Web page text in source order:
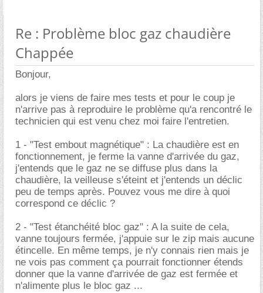
Re : Problème bloc gaz chaudière
Chappée
Bonjour,
alors je viens de faire mes tests et pour le coup je
n'arrive pas à reproduire le problème qu'a rencontré le
technicien qui est venu chez moi faire l'entretien.
1 - "Test embout magnétique" : La chaudière est en
fonctionnement, je ferme la vanne d'arrivée du gaz,
j'entends que le gaz ne se diffuse plus dans la
chaudière, la veilleuse s'éteint et j'entends un déclic
peu de temps après. Pouvez vous me dire à quoi
correspond ce déclic ?
2 - "Test étanchéité bloc gaz" : A la suite de cela,
vanne toujours fermée, j'appuie sur le zip mais aucune
étincelle. En même temps, je n'y connais rien mais je
ne vois pas comment ça pourrait fonctionner étends
donner que la vanne d'arrivée de gaz est fermée et
n'alimente plus le bloc gaz ...